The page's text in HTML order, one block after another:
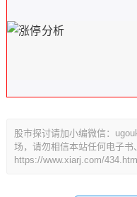
股市探讨请加小编微信：
场，请勿相信本站任何电子书
https://www.xiarj.com/434.html